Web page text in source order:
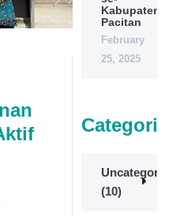
Kabupaten
Pacitan
February
25, 2025
(10)